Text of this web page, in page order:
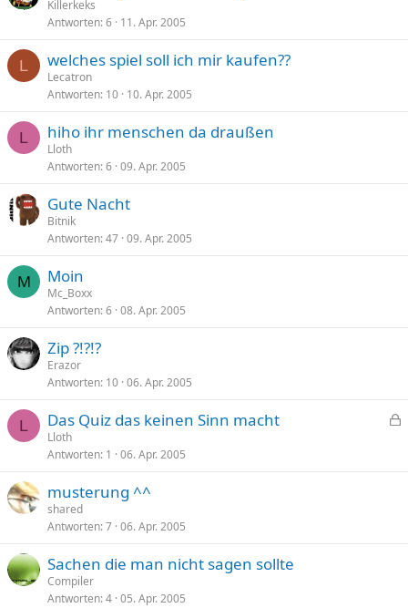
Killerkeks
Antworten 6 11. Apr. 2005
L welches spiel soll ich mir kaufen??
Lecatron
Antworten 10 10. Apr. 2005
L hiho ihr menschen da draußen
Lloth
Antworten 6 09. Apr. 2005
Gute Nacht
Bitnik
Antworten 47 09. Apr. 2005
M Moin
Mc_Boxx
Antworten 6 08. Apr. 2005
Zip ?!?!?
Erazor
Antworten 10 06. Apr. 2005
L
p
Das Quiz das keinen Sinn macht
Lloth
Antworten 1 06. Apr. 2005
musterung ^^
shared
Antworten 7 06. Apr. 2005
Sachen die man nicht sagen sollte
Compiler
Antworten 4 05. Apr. 2005